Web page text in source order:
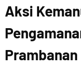
Aksi